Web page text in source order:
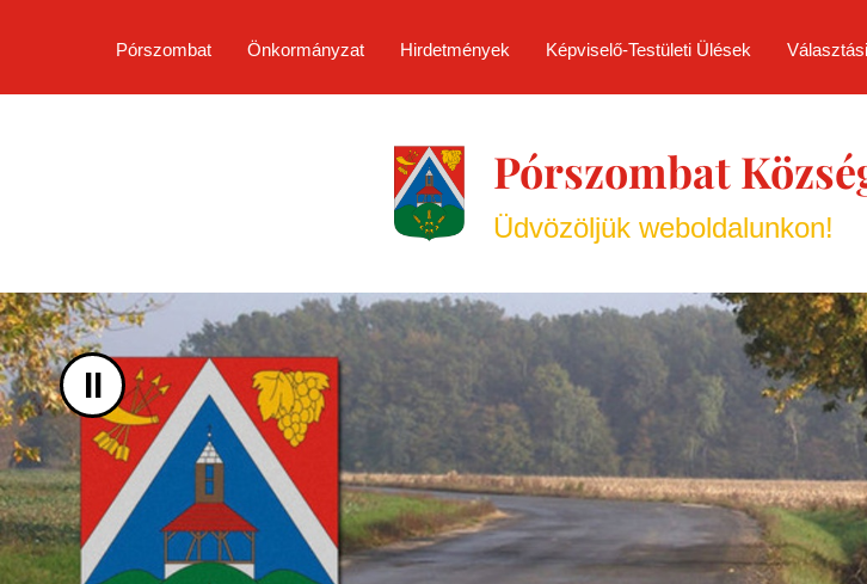
Pórszombat Önkormányzat Hirdetmények Képviselő-Testületi Ülések
Pórszombat
Üdvözöljük weboldalunkon!
II